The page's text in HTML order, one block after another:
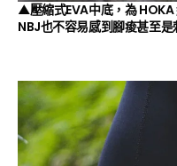
▲壓縮式EVA中底，為
NBJ也不容易感到腳痠甚至